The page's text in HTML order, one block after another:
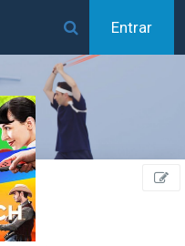
Entrar